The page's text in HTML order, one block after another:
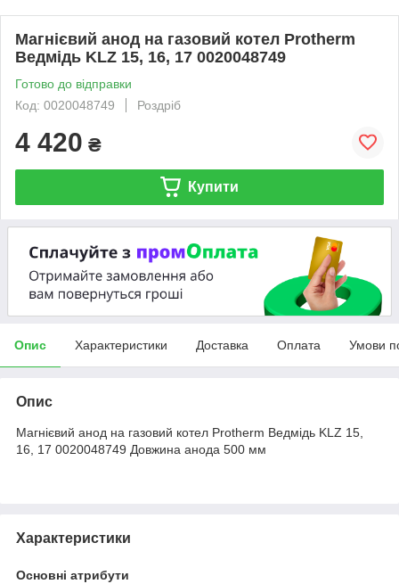
Магнієвий анод на газовий котел Protherm
Ведмідь KLZ 15, 16, 17 0020048749
Готово до відправки
Код: 0020048749
Роздріб
4 420 ₴
Купити
Опис Характеристики Доставка Оплата Умови
Опис
Магнієвий анод на газовий котел Protherm Ведмідь KLZ 15,
16, 17 0020048749 Довжина анода 500 мм
Характеристики
Основні атрибути